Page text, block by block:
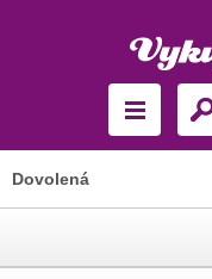
Dovolená